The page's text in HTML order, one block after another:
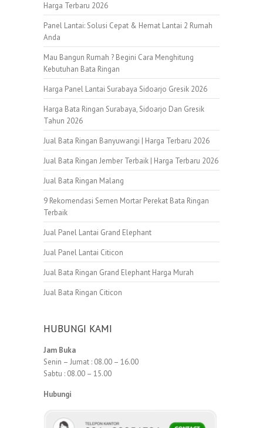
Harga Terbaru 2026
Panel Lantai: Solusi Cepat & Hemat Lantai 2 Rumah
Anda
Mau Bangun Rumah ? Begini Cara Menghitung
Kebutuhan Bata Ringan
Harga Panel Lantai Surabaya Sidoarjo Gresik 2026
Harga Bata Ringan Surabaya, Sidoarjo Dan Gresik
Tahun 2026
Jual Bata Ringan Banyuwangi | Harga Terbaru 2026
Jual Bata Ringan Jember Terbaik | Harga Terbaru 2026
Jual Bata Ringan Malang
9 Rekomendasi Semen Mortar Perekat Bata Ringan
Terbaik
Jual Panel Lantai Grand Elephant
Jual Panel Lantai Citicon
Jual Bata Ringan Grand Elephant Harga Murah
Jual Bata Ringan Citicon
HUBUNGI KAMI
Jam Buka
Senin – Jumat : 08.00 – 16.00
Sabtu : 08.00 – 15.00
Hubungi